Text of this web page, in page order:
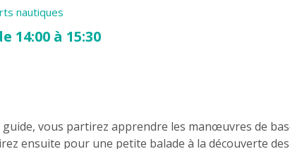
nautiques
14:00 à 15:30
vous partirez apprendre les manœuvres de
ensuite pour une petite balade à la découverte